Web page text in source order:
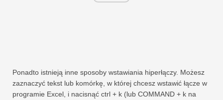
Ponadto istnieją inne sposoby wstawiania hiperłączy. Możesz
zaznaczyć tekst lub komórkę, w której chcesz wstawić łącze w
programie Excel, i nacisnąć ctrl + k (lub COMMAND + k na